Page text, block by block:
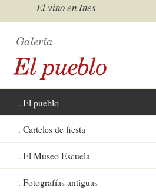
El vino en Ines
El pueblo
Carteles de fiesta
El Museo Escuela
Fotografías antiguas